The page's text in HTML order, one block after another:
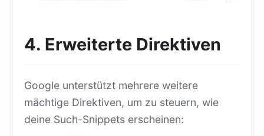
4. Erweiterte Direktiven
Google unterstützt mehrere weitere
mächtige Direktiven, um zu steuern, wie
deine Such-Snippets erscheinen: